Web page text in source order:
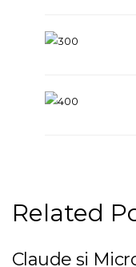
Related
Claude și